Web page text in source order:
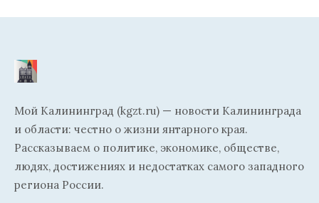
Мой Калининград (kgzt.ru) — новости Калининграда
и области: честно о жизни янтарного края.
Рассказываем о политике, экономике, обществе,
людях, достижениях и недостатках самого западного
региона России.